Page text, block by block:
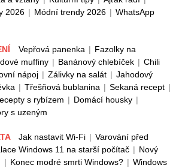
2026 | Módní trendy 2026 | WhatsApp
Vepřová panenka | Fazolky na
muffiny | Banánový chlebíček | Chili
nápoj | Zálivky na salát | Jahodový
| Třešňová bublanina | Sekaná recept |
s rybízem | Domácí housky |
s uzeným
Jak nastavit Wi-Fi | Varování před
Windows 11 na starší počítač | Nový
| Konec modré smrti Windows? | Windows